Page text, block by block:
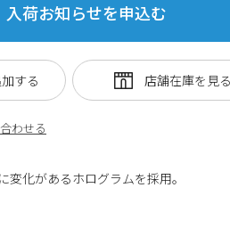
入荷お知らせを申込む
わせる
する
変化があるホログラムを採用。